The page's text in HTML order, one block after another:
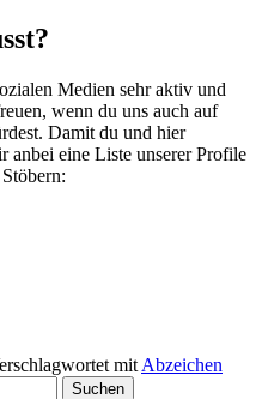
Medien sehr aktiv und
wenn du uns auch auf
Damit du und hier
anbei eine Liste unserer Profile
mit Abzeichen